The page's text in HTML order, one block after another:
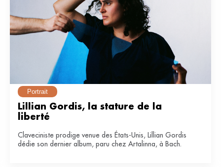
Portrait
Lillian Gordis, la stature de la
liberté
Claveciniste prodige venue des États-Unis, Lillian Gordis
dédie son dernier album, paru chez Artalinna, à Bach.